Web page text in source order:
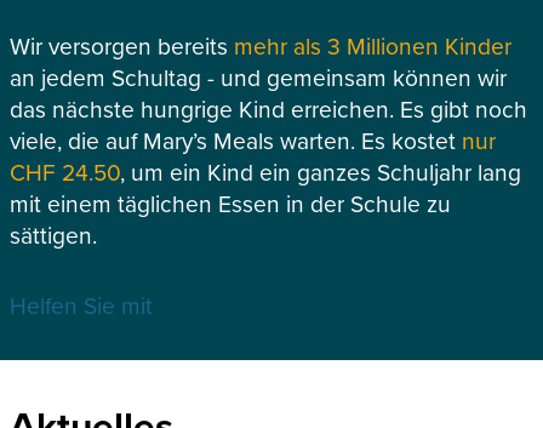
Wir versorgen bereits mehr als 3 Millionen Kinder
an jedem Schultag - und gemeinsam können wir
das nächste hungrige Kind erreichen. Es gibt noch
viele, die auf Mary’s Meals warten. Es kostet nur
CHF 24.50, um ein Kind ein ganzes Schuljahr lang
mit einem täglichen Essen in der Schule zu
sättigen.
Helfen Sie mit